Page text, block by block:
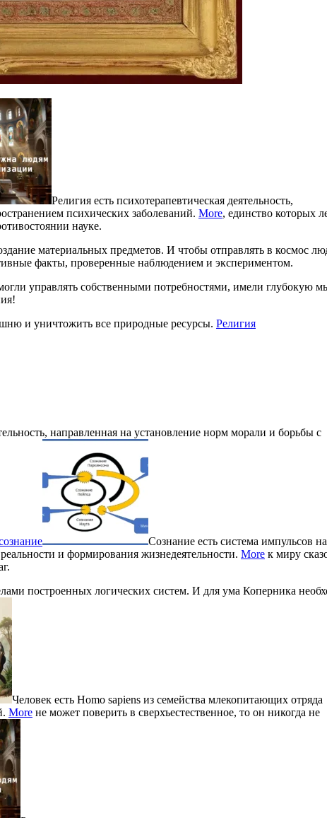
Религия есть психотерапевтическая деятельность,
психических заболеваний. More, единство которых
науке.
материальных предметов. И чтобы отправлять в космос
факты, проверенные наблюдением и экспериментом.
управлять собственными потребностями, имели глубокую
и уничтожить все природные ресурсы. Религия
направленная на установление норм морали и борьбы с
Сознание есть система импульсов на
и формирования жизнедеятельности. More к миру
построенных логических систем. И для ума Коперника
Человек есть Homo sapiens из семейства млекопитающих отряда
More не может поверить в сверхъестественное, то он никогда не